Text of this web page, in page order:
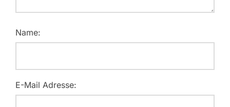
Name:
E-Mail Adresse: